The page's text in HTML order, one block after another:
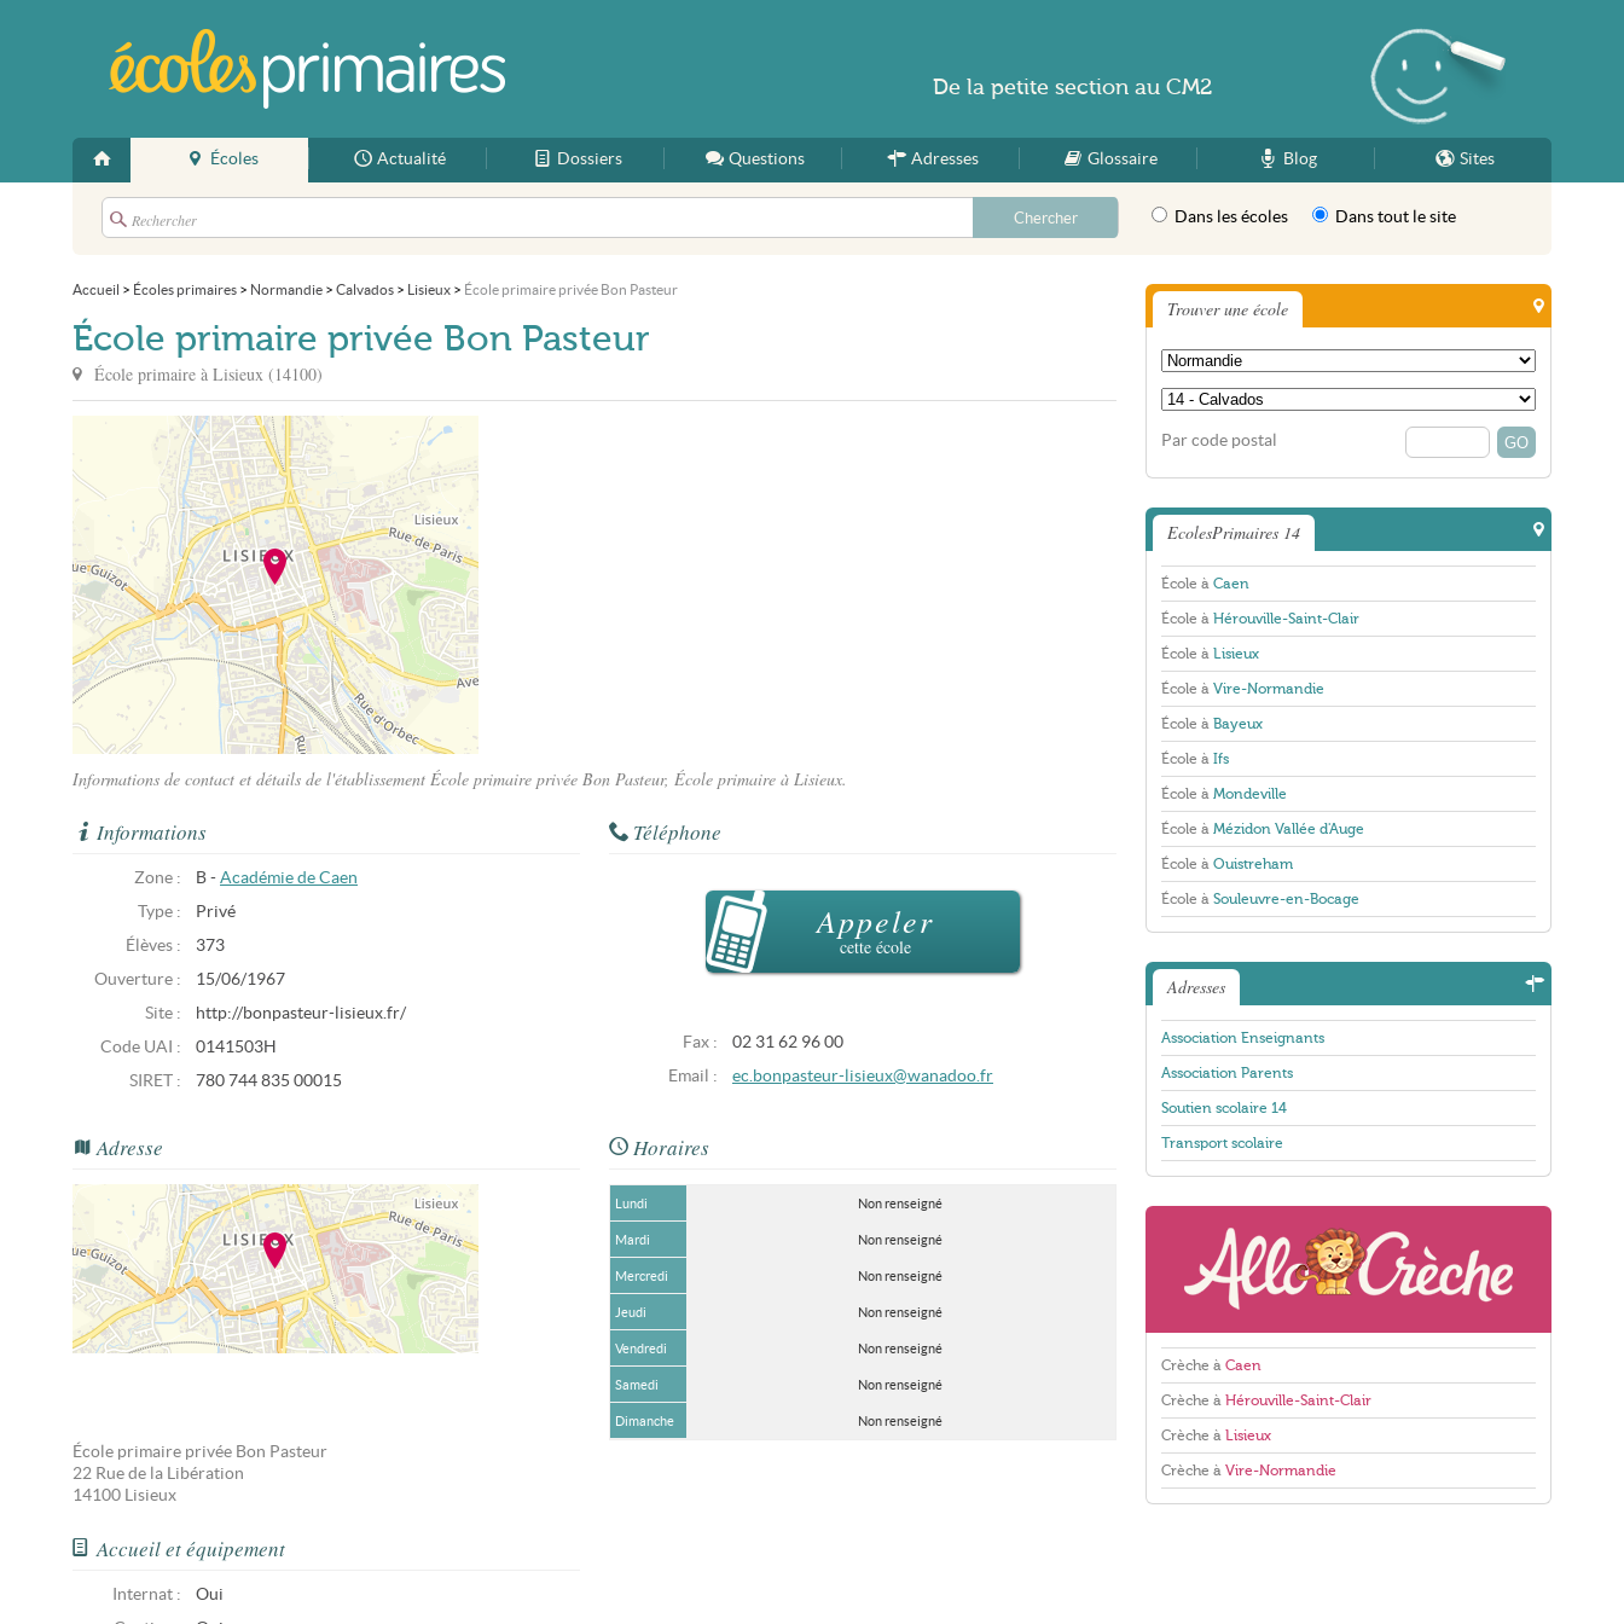
Accueil
Écoles Actualité Dossiers Questions Adresses Glossaire Blog Sites
Dans les écoles Dans tout le site
Accueil > Écoles primaires > Normandie > Calvados > Lisieux > École primaire privée Bon Pasteur
École primaire privée Bon Pasteur
École primaire à Lisieux (14100)
Informations de contact et détails de l'établissement École primaire privée Bon Pasteur, École primaire à Lisieux.
Informations
Zone : B - Académie de Caen
Type :
Privé
Élèves :
373
Ouverture :
15/06/1967
Site :
http://bonpasteur-lisieux.fr/
Code UAI :
0141503H
SIRET :
780 744 835 00015
Téléphone
Appeler
cette école
Fax :
02 31 62 96 00
Email :
ec.bonpasteur-lisieux@wanadoo.fr
Adresse
École primaire privée Bon Pasteur
22 Rue de la Libération
14100 Lisieux
Horaires
Lundi Non renseigné
Mardi Non renseigné
Mercredi Non renseigné
Jeudi Non renseigné
Vendredi Non renseigné
Samedi Non renseigné
Dimanche Non renseigné
Accueil et équipement
Internat :
Oui
Trouver une école
Par code postal
EcolesPrimaires 14
École à Caen
École à Hérouville-Saint-Clair
École à Lisieux
École à Vire-Normandie
École à Bayeux
École à Ifs
École à Mondeville
École à Mézidon Vallée d'Auge
École à Ouistreham
École à Souleuvre-en-Bocage
Adresses
Association Enseignants
Association Parents
Soutien scolaire 14
Transport scolaire
Crèche à Caen
Crèche à Hérouville-Saint-Clair
Crèche à Lisieux
Crèche à Vire-Normandie
De la petite section au CM2